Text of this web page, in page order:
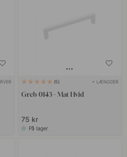
5 + LÆNGDER
Greb 0143 - Mat Hvid
75 kr
På lager